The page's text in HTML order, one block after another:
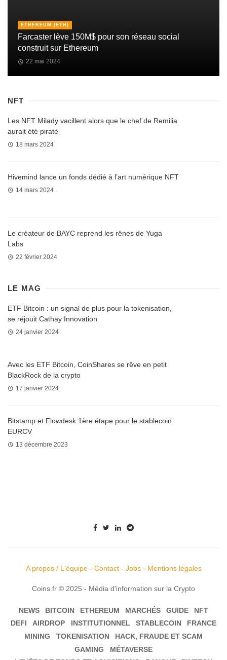
ETHEREUM (ETH)
Farcaster lève 150M$ pour son réseau social
construit sur Ethereum
22 mai 2024
NFT
Les NFT Milady vacillent alors que le chef de Remilia
aurait été piraté
18 mars 2024
Hivemind lance un fonds dédié à l’art numérique NFT
14 mars 2024
Le créateur de BAYC reprend les rênes de Yuga
Labs
22 février 2024
LE MAG
ETF Bitcoin : un signal de plus pour la tokenisation,
se réjouit Cathay Innovation
24 janvier 2024
Avec les ETF Bitcoin, CoinShares se rêve en petit
BlackRock de la crypto
17 janvier 2024
Bitstamp et Flowdesk 1ère étape pour le stablecoin
EURCV
13 décembre 2023
A propos / L'équipe- Contact- Jobs- Mentions légales
Coins.fr © 2025 - Média d'information sur la Crypto
NEWS BITCOIN ETHEREUM MARCHÉS GUIDE
NFT
DEFI
AIRDROP INSTITUTIONNEL STABLECOIN
FRANCE
MINING
TOKENISATION
HACK, FRAUDE ET SCAM
GAMING
MÉTAVERSE